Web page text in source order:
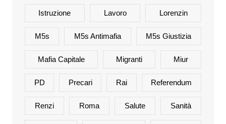
Istruzione Lavoro Lorenzin
M5s M5s Antimafia M5s Giustizia
Mafia Capitale Migranti Miur
PD Precari Rai Referendum
Renzi Roma Salute Sanità